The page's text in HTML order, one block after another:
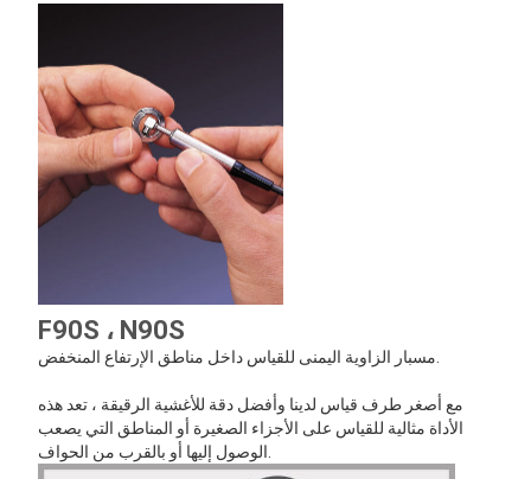
F90S ، N90S
مسبار الزاوية اليمنى للقياس داخل مناطق الإرتفاع المنخفض.
مع أصغر طرف قياس لدينا وأفضل دقة للأغشية الرقيقة ، تعد هذه
الأداة مثالية للقياس على الأجزاء الصغيرة أو المناطق التي يصعب
الوصول إليها أو بالقرب من الحواف.